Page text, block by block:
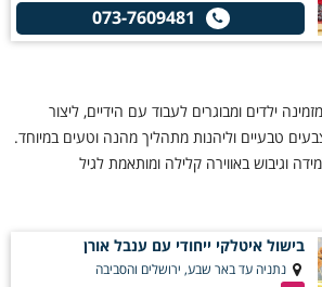
073-7609481
ילדים ומבוגרים לעבוד עם הידיים, ליצור
טבעיים וליהנות מתהליך מהנה וטעים במיוחד.
וגיבוש באווירה קלילה ומותאמת לגיל
בישול איטלקי ייחודי עם ענבל אורן
נתניה עד באר שבע, ירושלים והסביבה